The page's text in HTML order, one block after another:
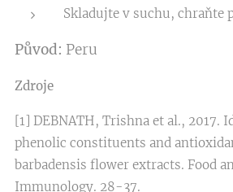
Skladujte v suchu, chraňte
Původ: Peru
Zdroje
[1] DEBNATH, Trishna et al., 2017.
phenolic constituents and
barbadensis flower extracts. Food
Immunology. 28-37.